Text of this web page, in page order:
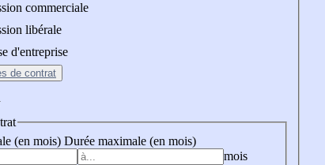
commerciale
libérale
d'entreprise
de contrat
(en mois) Durée maximale (en mois)
mois